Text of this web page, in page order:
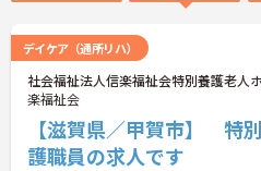
デイケア（通所リハ）
社会福祉法人信楽福祉会特別養護老
楽福祉会
【滋賀県／甲賀市】 特
護職員の求人です